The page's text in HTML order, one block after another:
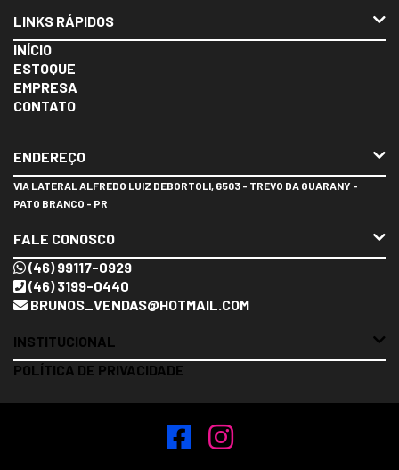
LINKS RÁPIDOS
INÍCIO
ESTOQUE
EMPRESA
CONTATO
ENDEREÇO
VIA LATERAL ALFREDO LUIZ DEBORTOLI, 6503 - TREVO DA GUARANY -
PATO BRANCO - PR
FALE CONOSCO
(46) 99117-0929
(46) 3199-0440
BRUNOS_VENDAS@HOTMAIL.COM
INSTITUCIONAL
POLÍTICA DE PRIVACIDADE